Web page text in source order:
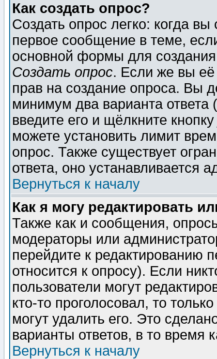
Как создать опрос?
Создать опрос легко: когда
первое сообщение в теме,
основной формы для
Создать опрос. Если же вы её
прав на создание опроса. Вы
минимум два варианта ответа
введите его и щёлкните
можете установить лимит
опрос. Также существует
ответа, оно устанавливается
Вернуться к началу
Как я могу редактировать
Также как и сообщения,
модераторы или
перейдите к редактированию
относится к опросу). Если
пользователи могут
кто-то проголосовал, то
могут удалить его. Это
варианты ответов, в то время
Вернуться к началу